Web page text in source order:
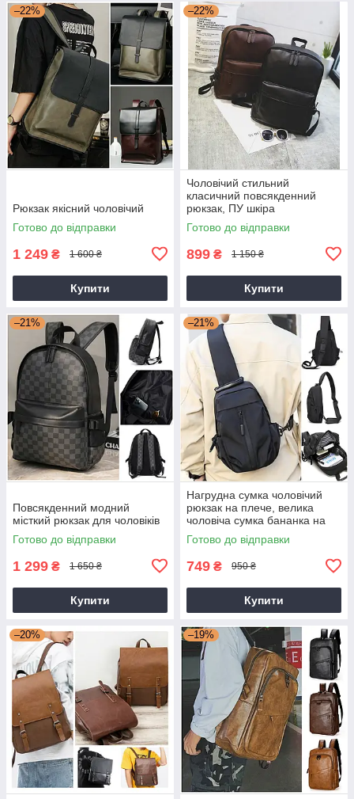
–22%
Рюкзак якісний чоловічий
Готово до відправки
1 249 ₴ 1 600 ₴
Купити
–22%
Чоловічий стильний
класичний повсякденний
рюкзак, ПУ шкіра
Готово до відправки
899 ₴ 1 150 ₴
Купити
–21%
Повсякденний модний
місткий рюкзак для чоловіків
Готово до відправки
1 299 ₴ 1 650 ₴
Купити
–21%
Нагрудна сумка чоловічий
рюкзак на плече, велика
чоловіча сумка бананка на
груди
Готово до відправки
749 ₴ 950 ₴
Купити
–20% –19%